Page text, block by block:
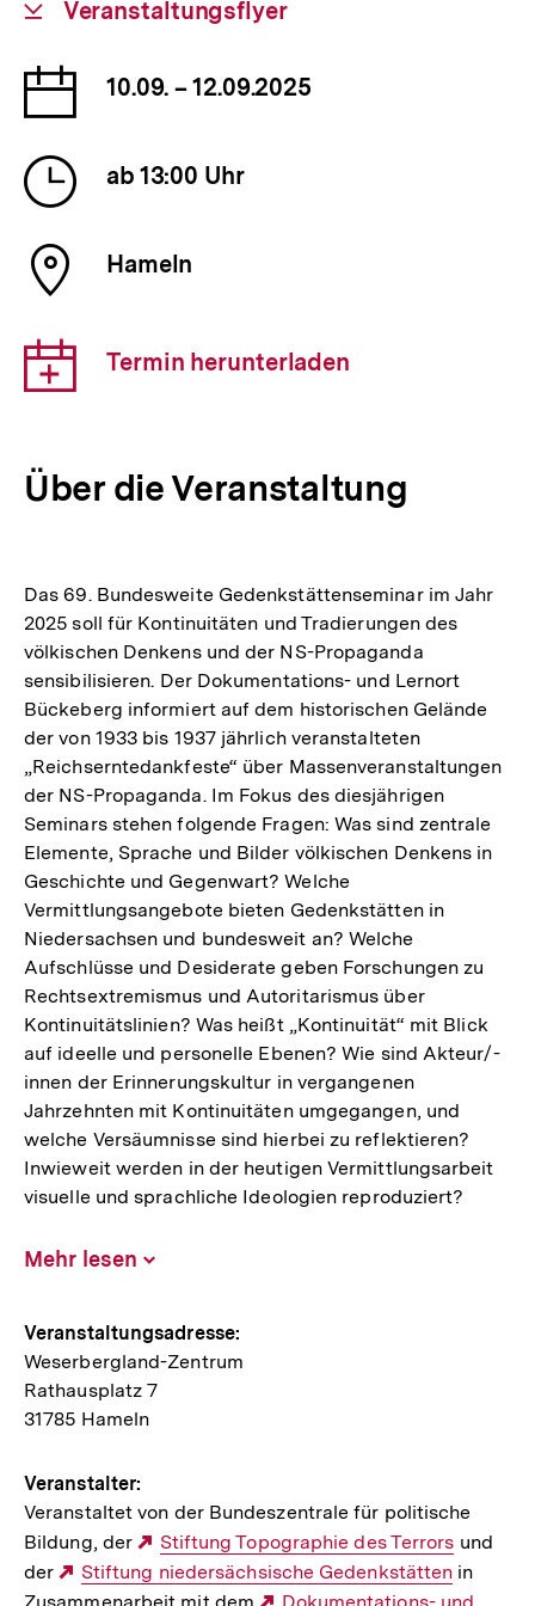
Download-
Veranstaltungsflyer
Datum
der
Veranstaltung
10.09. – 12.09.2025
Uhrzeit
der
Veranstaltung
ab 13:00 Uhr
Ort
der
Hameln
Download-
Link:
Termin herunterladen
Über die Veranstaltung
Das 69. Bundesweite Gedenkstättenseminar im Jahr
2025 soll für Kontinuitäten und Tradierungen des
völkischen Denkens und der NS-Propaganda
sensibilisieren. Der Dokumentations- und Lernort
Bückeberg informiert auf dem historischen Gelände
der von 1933 bis 1937 jährlich veranstalteten
„Reichserntedankfeste“ über Massenveranstaltungen
der NS-Propaganda. Im Fokus des diesjährigen
Seminars stehen folgende Fragen: Was sind zentrale
Elemente, Sprache und Bilder völkischen Denkens in
Geschichte und Gegenwart? Welche
Vermittlungsangebote bieten Gedenkstätten in
Niedersachsen und bundesweit an? Welche
Aufschlüsse und Desiderate geben Forschungen zu
Rechtsextremismus und Autoritarismus über
Kontinuitätslinien? Was heißt „Kontinuität“ mit Blick
auf ideelle und personelle Ebenen? Wie sind Akteur/-
innen der Erinnerungskultur in vergangenen
Jahrzehnten mit Kontinuitäten umgegangen, und
welche Versäumnisse sind hierbei zu reflektieren?
Inwieweit werden in der heutigen Vermittlungsarbeit
visuelle und sprachliche Ideologien reproduziert?
Mehr lesen
Hinweise
zur
Veranstaltung
Veranstaltungsadresse:
Weserbergland-Zentrum
Rathausplatz 7
31785 Hameln
Veranstalter:
Veranstaltet von der Bundeszentrale für politische
Bildung, der
Externer
Link:
Stiftung Topographie des Terrors und
der
Externer
Stiftung niedersächsische Gedenkstätten in